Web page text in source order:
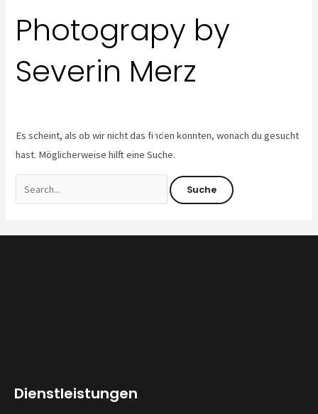
InhaltPhotograpy by
Severin Merz
Es scheint, als ob wir nicht das finden konnten, wonach du gesucht
hast. Möglicherweise hilft eine Suche.
Dienstleistungen